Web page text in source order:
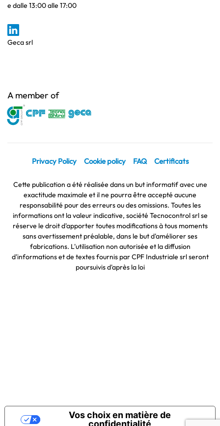
e dalle 13:00 alle 17:00
Geca srl
A member of
Privacy Policy Cookie policy FAQ Certificats
Cette publication a été réalisée dans un but informatif avec une
exactitude maximale et il ne pourra être accepté aucune
responsabilité pour des erreurs ou des omissions. Toutes les
informations ont la valeur indicative, société Tecnocontrol srl se
réserve le droit d'apporter toutes modifications à tous moments
sans avertissement préalable, dans le but d'améliorer ses
fabrications. L'utilisation non autorisée et la diffusion
d'informations et de textes fournis par CPF Industriale srl seront
poursuivis d'après la loi
Vos choix en matière de
confidentialité